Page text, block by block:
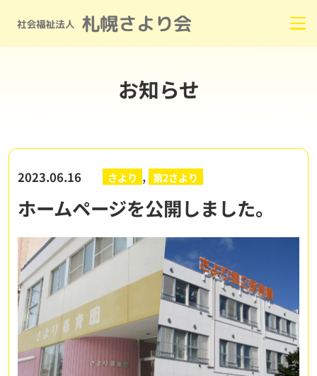
お知らせ
2023.06.16 さより , 第2さより
ホームページを公開しました。